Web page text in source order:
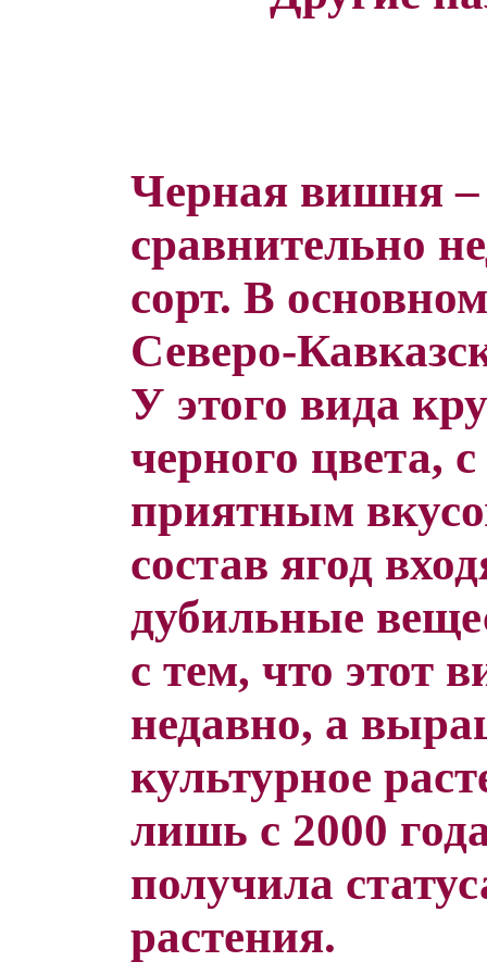
Черная вишня –
сравнительно
сорт. В
Северо-
У этого вида
черного цвета,
приятным
состав ягод
дубильные
с тем, что этот
недавно, а
культурное
лишь с 2000
получила
растения.